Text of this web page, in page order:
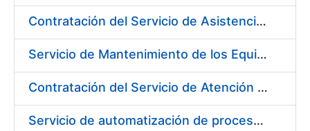
Contratación del Servicio de Asistencia Técnica Mecánica para Fábrica de Papel de Burgos
Servicio de Mantenimiento de los Equipos de Transporte de Cargas y Elevación para Fábrica de Papel
Contratación del Servicio de Atención al Público en la Tienda del Museo Casa de la Moneda, de la Fábrica Nacional de Moneda y Timbre-Real Casa de la Moneda
Servicio de automatización de procesos, de la Fábrica Nacional de Moneda y Timbre-Real Casa de la Moneda